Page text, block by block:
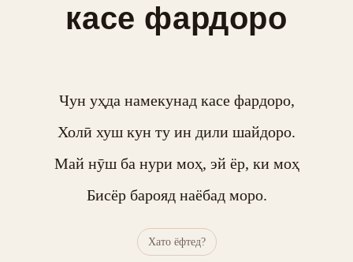
касе фардоро
Чун уҳда намекунад касе фардоро,
Холӣ хуш кун ту ин дили шайдоро.
Май нӯш ба нури моҳ, эй ёр, ки моҳ
Бисёр барояд наёбад моро.
Хато ёфтед?